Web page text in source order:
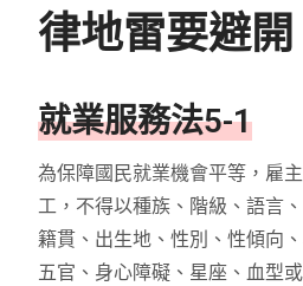
Dcard求職版 大
律地雷要避開
就業服務法5-1
為保障國民就業機會平等，雇
工，不得以種族、階級、語言
籍貫、出生地、性別、性傾向
五官、身心障礙、星座、血型